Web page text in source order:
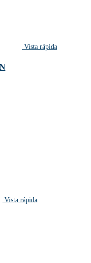
Vista rápida
Vista rápida